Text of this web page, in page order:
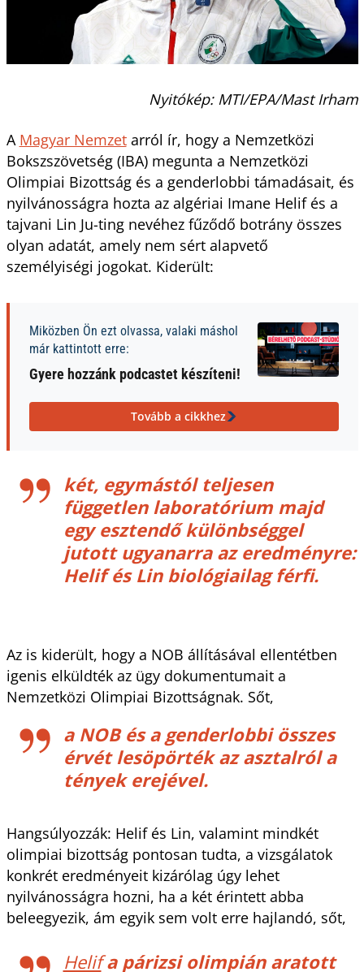
Nyitókép: MTI/EPA/Mast Irham
A Magyar Nemzetarról ír, hogy a Nemzetközi
Bokszszövetség (IBA) megunta a Nemzetközi
Olimpiai Bizottság és a genderlobbi támadásait, és
nyilvánosságra hozta az algériai Imane Helif és a
tajvani Lin Ju-ting nevéhez fűződő botrány összes
olyan adatát, amely nem sért alapvető
személyiségi jogokat. Kiderült:
Miközben Ön ezt olvassa, valaki máshol
már kattintott erre:
Gyere hozzánk podcastet készíteni!
Tovább a cikkhez
két, egymástól teljesen
független laboratórium majd
egy esztendő különbséggel
jutott ugyanarra az eredményre:
Helif és Lin biológiailag férfi.
Az is kiderült, hogy a NOB állításával ellentétben
igenis elküldték az ügy dokumentumait a
Nemzetközi Olimpiai Bizottságnak. Sőt,
a NOB és a genderlobbi összes
érvét lesöpörték az asztalról a
tények erejével.
Hangsúlyozzák: Helif és Lin, valamint mindkét
olimpiai bizottság pontosan tudta, a vizsgálatok
konkrét eredményeit kizárólag úgy lehet
nyilvánosságra hozni, ha a két érintett abba
beleegyezik, ám egyik sem volt erre hajlandó, sőt,
Helifa párizsi olimpián aratott